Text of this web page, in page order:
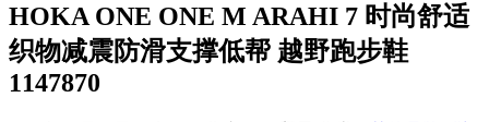
HOKA ONE ONE M ARAHI 7 时尚舒适
织物减震防滑支撑低帮 越野跑步鞋
1147870